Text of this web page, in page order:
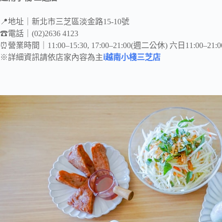
📍地址｜新北市三芝區淡金路15-10號
☎電話｜(02)2636 4123
⏰營業時間｜11:00–15:30, 17:00–21:00(週二公休) 六日
※詳細資訊請依店家內容為主ℹ越南小棧三芝店